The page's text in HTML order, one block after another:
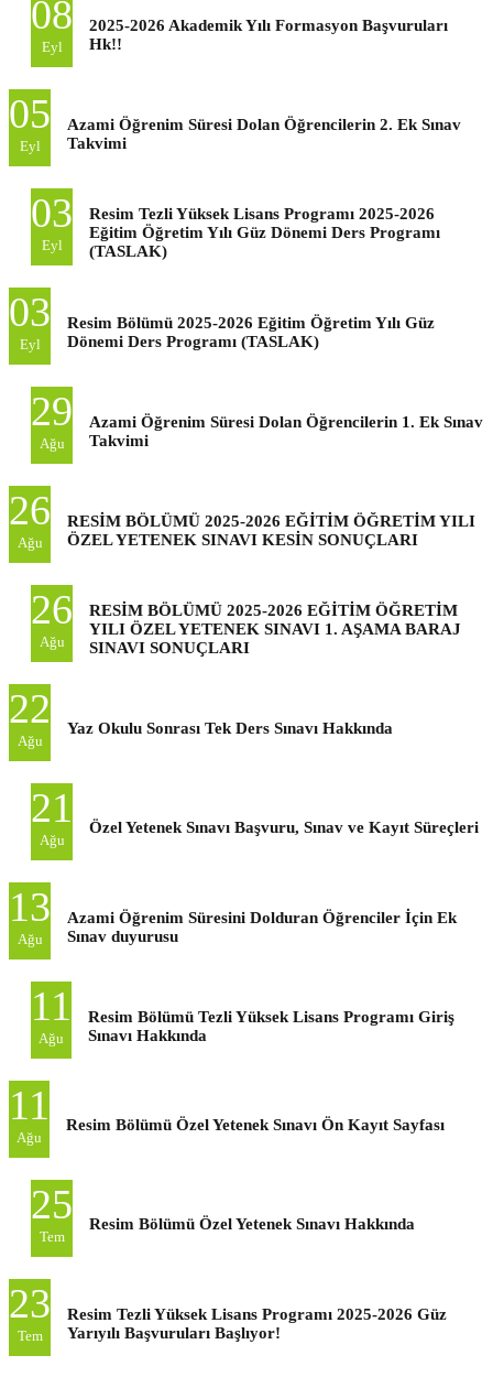
08
Eyl
2025-2026 Akademik Yılı Formasyon Başvuruları
Hk!!
05
Eyl
Azami Öğrenim Süresi Dolan Öğrencilerin 2. Ek Sınav
Takvimi
03
Eyl
Resim Tezli Yüksek Lisans Programı 2025-2026
Eğitim Öğretim Yılı Güz Dönemi Ders Programı
(TASLAK)
03
Eyl
Resim Bölümü 2025-2026 Eğitim Öğretim Yılı Güz
Dönemi Ders Programı (TASLAK)
29
Ağu
Azami Öğrenim Süresi Dolan Öğrencilerin 1. Ek Sınav
Takvimi
26
Ağu
RESİM BÖLÜMÜ 2025-2026 EĞİTİM ÖĞRETİM YILI
ÖZEL YETENEK SINAVI KESİN SONUÇLARI
26
Ağu
RESİM BÖLÜMÜ 2025-2026 EĞİTİM ÖĞRETİM
YILI ÖZEL YETENEK SINAVI 1. AŞAMA BARAJ
SINAVI SONUÇLARI
22
Ağu
Yaz Okulu Sonrası Tek Ders Sınavı Hakkında
21
Ağu
Özel Yetenek Sınavı Başvuru, Sınav ve Kayıt Süreçleri
13
Ağu
Azami Öğrenim Süresini Dolduran Öğrenciler İçin Ek
Sınav duyurusu
11
Ağu
Resim Bölümü Tezli Yüksek Lisans Programı Giriş
Sınavı Hakkında
11
Ağu
Resim Bölümü Özel Yetenek Sınavı Ön Kayıt Sayfası
25
Tem
Resim Bölümü Özel Yetenek Sınavı Hakkında
23
Tem
Resim Tezli Yüksek Lisans Programı 2025-2026 Güz
Yarıyılı Başvuruları Başlıyor!